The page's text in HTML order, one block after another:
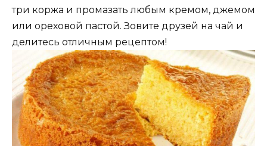
три коржа и промазать любым кремом, джемом
или ореховой пастой. Зовите друзей на чай и
делитесь отличным рецептом!